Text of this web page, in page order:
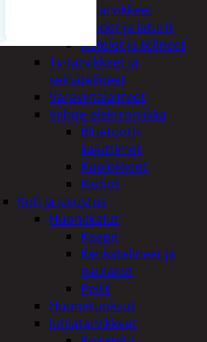
Puhelintarvikkeet
Johdot ja laturit
Kotelot ja telineet
Tv-tarvikkeet ja
seinätelineet
Varavirtalaitteet
Viihde-elektroniikka
Bluetooth
kaiuttimet
Kuulokkeet
Radiot
Koti ja sisustus
Huonekalut
Kaapit
Kenkätelineet ja
naulakot
Peilit
Huonetuoksut
Juhlatarvikkeet